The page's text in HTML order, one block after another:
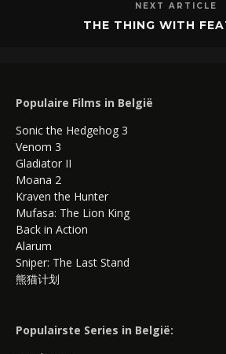
NEXT ARTICLE
THE THING WITH
Populaire Films in België
Sonic the Hedgehog 3
Venom 3
Gladiator II
Moana 2
Kraven the Hunter
Mufasa: The Lion King
Back in Action
Alarum
Sniper: The Last Stand
熊猫计划
Populairste Series in België: